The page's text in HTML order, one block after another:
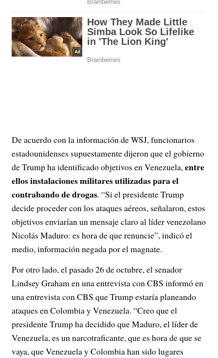
De acuerdo con la información de WSJ, funcionarios
estadounidenses supuestamente dijeron que el gobierno
de Trump ha identificado objetivos en Venezuela,entre
ellos instalaciones militares utilizadas para el
contrabando de drogas. “Si el presidente Trump
decide proceder con los ataques aéreos, señalaron, estos
objetivos enviarían un mensaje claro al líder venezolano
Nicolás Maduro: es hora de que renuncie”, indicó el
medio, información negada por el magnate.
Por otro lado, el pasado 26 de octubre, el senador
Lindsey Graham en una entrevista con CBS informó en
una entrevista con CBS que Trump estaría planeando
ataques en Colombia y Venezuela. “Creo que el
presidente Trump ha decidido que Maduro, el líder de
Venezuela, es un narcotraficante, que es hora de que se
vaya, que Venezuela y Colombia han sido lugares